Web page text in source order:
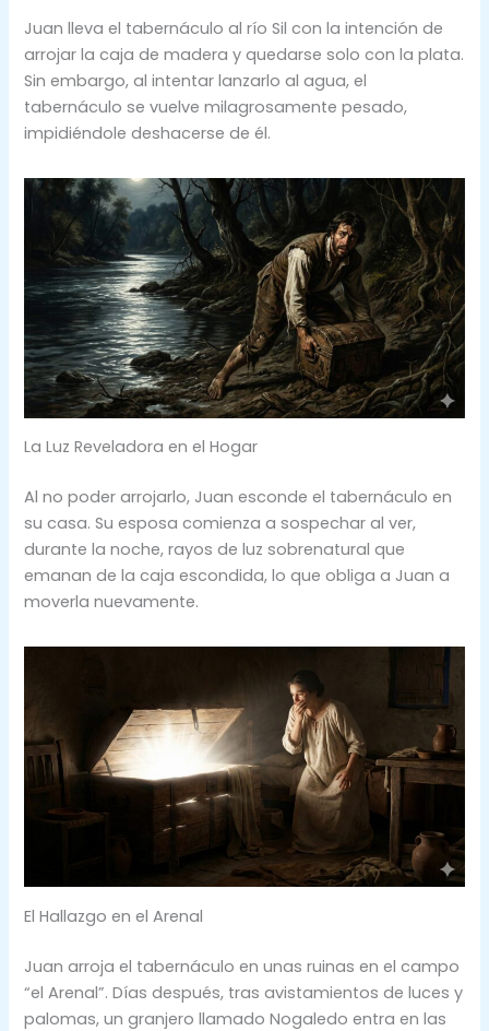
Juan lleva el tabernáculo al río Sil con la intención de
arrojar la caja de madera y quedarse solo con la plata.
Sin embargo, al intentar lanzarlo al agua, el
tabernáculo se vuelve milagrosamente pesado,
impidiéndole deshacerse de él.
La Luz Reveladora en el Hogar
Al no poder arrojarlo, Juan esconde el tabernáculo en
su casa. Su esposa comienza a sospechar al ver,
durante la noche, rayos de luz sobrenatural que
emanan de la caja escondida, lo que obliga a Juan a
moverla nuevamente.
El Hallazgo en el Arenal
Juan arroja el tabernáculo en unas ruinas en el campo
“el Arenal”. Días después, tras avistamientos de luces y
palomas, un granjero llamado Nogaledo entra en las